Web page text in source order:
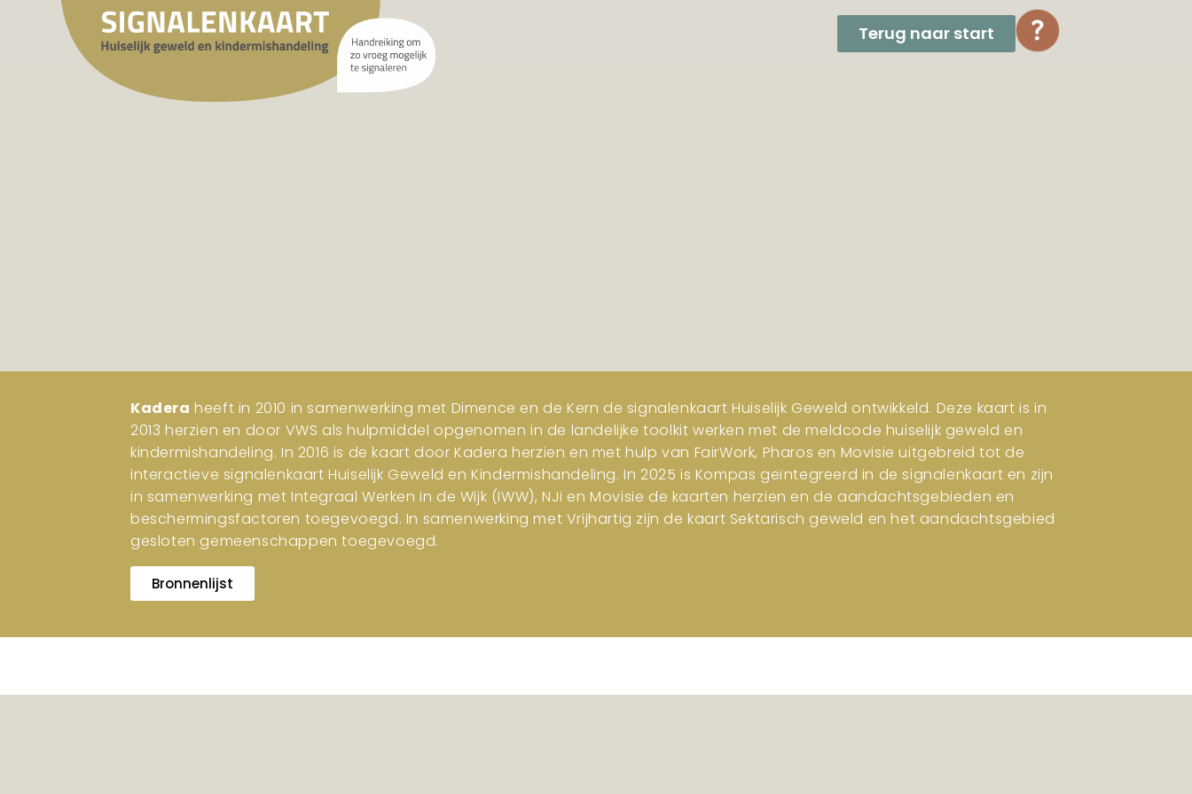
Terug naar start
Kadera heeft in 2010 in samenwerking met Dimence en de Kern de signalenkaart Huiselijk Geweld ontwikkeld. Deze kaart is in
2013 herzien en door VWS als hulpmiddel opgenomen in de landelijke toolkit werken met de meldcode huiselijk geweld en
kindermishandeling. In 2016 is de kaart door Kadera herzien en met hulp van FairWork, Pharos en Movisie uitgebreid tot de
interactieve signalenkaart Huiselijk Geweld en Kindermishandeling. In 2025 is Kompas geïntegreerd in de signalenkaart en zijn
in samenwerking met Integraal Werken in de Wijk (IWW), NJi en Movisie de kaarten herzien en de aandachtsgebieden en
beschermingsfactoren toegevoegd. In samenwerking met Vrijhartig zijn de kaart Sektarisch geweld en het aandachtsgebied
gesloten gemeenschappen toegevoegd.
Bronnenlijst